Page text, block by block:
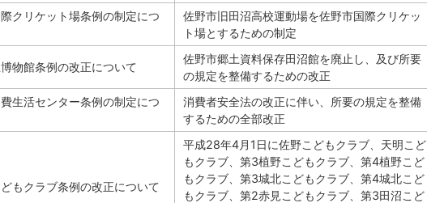
クリケット場条例の制定につ
佐野市旧田沼高校運動場を佐野市国際クリケッ
ト場とするための制定
物館条例の改正について
佐野市郷土資料保存田沼館を廃止し、及び所要
の規定を整備するための改正
生活センター条例の制定につ
消費者安全法の改正に伴い、所要の規定を整備
するための全部改正
もクラブ条例の改正について
平成28年4月1日に佐野こどもクラブ、天明こど
もクラブ、第3植野こどもクラブ、第4植野こど
もクラブ、第3城北こどもクラブ、第4城北こど
もクラブ、第2赤見こどもクラブ、第3田沼こど